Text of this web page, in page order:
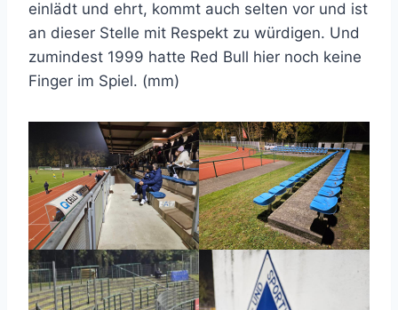
einlädt und ehrt, kommt auch selten vor und ist
an dieser Stelle mit Respekt zu würdigen. Und
zumindest 1999 hatte Red Bull hier noch keine
Finger im Spiel. (mm)